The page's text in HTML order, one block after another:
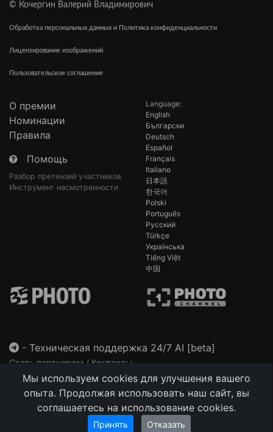
Мы используем cookies для улучшения вашего
опыта. Продолжая использовать наш сайт, вы
соглашаетесь на использование cookies.
Принять Отказать
© Кочергин Валерий Владимирович
Обработка персональных данных и Политика конфиденциальности
Лицензирование изображений
Пользовательское соглашение
О премии
Номинации
Правила
Помощь
Разбор претензий участников
Инструмент насмотренности
Language:
English
Български
Deutsch
Español
Français
Italiano
日本語
한국어
Polski
Português
Русский
Türkçe
Українська
Tiếng Việt
中国
- Техническая поддержка 24/7 AI [beta]
Стать партнером / Контакты
This site is protected by reCAPTCHA and the GooglePrivacy Policyand
Terms of Service